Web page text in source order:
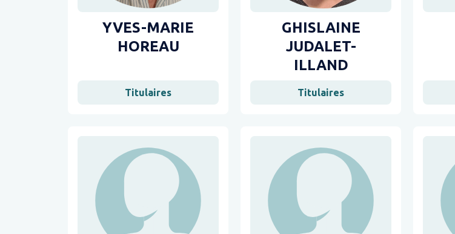
YVES-MARIE
HOREAU
Titulaires
GHISLAINE
JUDALET-
ILLAND
Titulaires